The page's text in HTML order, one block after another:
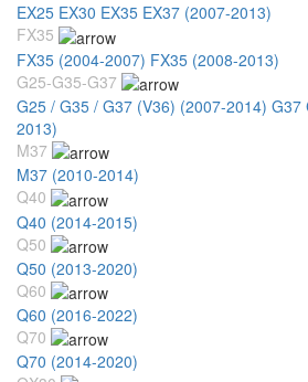
EX25 EX30 EX35 EX37 (2007-2013)
FX35
FX35 (2004-2007) FX35 (2008-2013)
G25-G35-G37
G25 / G35 / G37 (V36) (2007-2014) G37
2013)
M37
M37 (2010-2014)
Q40
Q40 (2014-2015)
Q50
Q50 (2013-2020)
Q60
Q60 (2016-2022)
Q70
Q70 (2014-2020)